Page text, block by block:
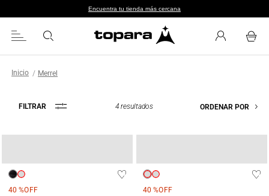
Encuentra tu tienda más cercana
Merrel
FILTRAR 4resultados ORDENAR POR
40 %OFF
40 %OFF